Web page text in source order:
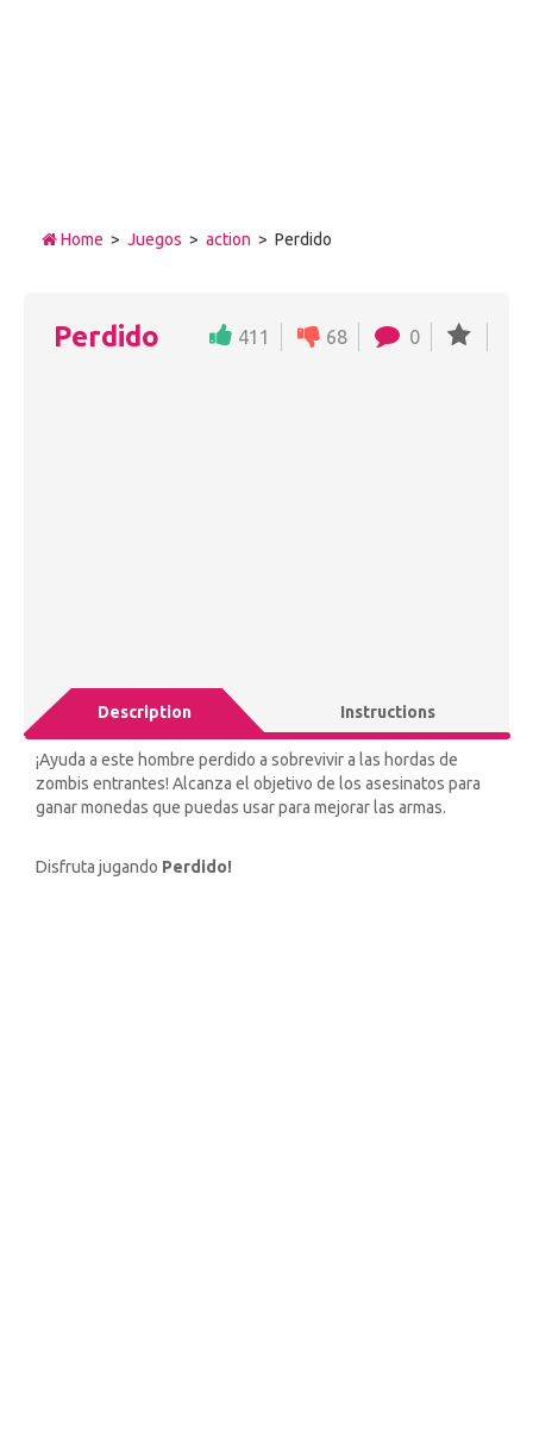
Home > Juegos > action > Perdido
Perdido 411 68 0
Description Instructions
¡Ayuda a este hombre perdido a sobrevivir a las hordas de
zombis entrantes! Alcanza el objetivo de los asesinatos para
ganar monedas que puedas usar para mejorar las armas.
Disfruta jugando Perdido!